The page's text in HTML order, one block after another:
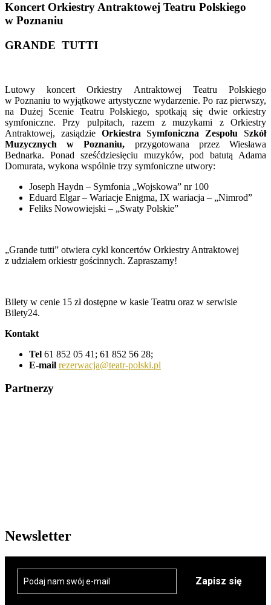
Koncert Orkiestry Antraktowej Teatru Polskiego
w Poznaniu
GRANDE TUTTI
Lutowy koncert Orkiestry Antraktowej Teatru Polskiego
w Poznaniu to wyjątkowe artystyczne wydarzenie. Po raz pierwszy,
na Dużej Scenie Teatru Polskiego, spotkają się dwie orkiestry
symfoniczne. Przy pulpitach, razem z muzykami z Orkiestry
Antraktowej, zasiądzie Orkiestra Symfoniczna Zespołu Szkół
Muzycznych w Poznaniu, przygotowana przez Wiesława
Bednarka. Ponad sześćdziesięciu muzyków, pod batutą Adama
Domurata, wykona wspólnie trzy symfoniczne utwory:
Joseph Haydn – Symfonia „Wojskowa” nr 100
Eduard Elgar – Wariacje Enigma, IX wariacja – „Nimrod”
Feliks Nowowiejski – „Swaty Polskie”
„Grande tutti” otwiera cykl koncertów Orkiestry Antraktowej
z udziałem orkiestr gościnnych. Zapraszamy!
Bilety w cenie 15 zł dostępne w kasie Teatru oraz w serwisie
Bilety24.
Kontakt
Tel 61 852 05 41; 61 852 56 28;
E-mail rezerwacja@teatr-polski.pl
Partnerzy
Newsletter
Zapisz się